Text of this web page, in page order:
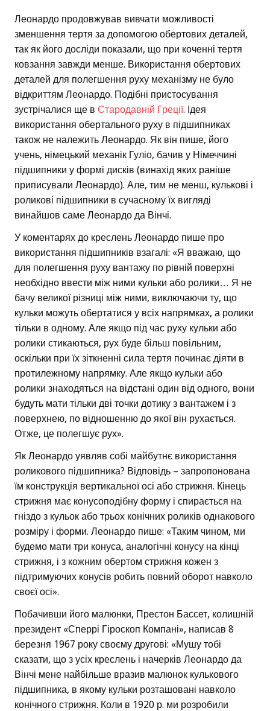
Леонардо продовжував вивчати можливості
зменшення тертя за допомогою обертових деталей,
так як його досліди показали, що при коченні тертя
ковзання завжди менше. Використання обертових
деталей для полегшення руху механізму не було
відкриттям Леонардо. Подібні пристосування
зустрічалися ще в Стародавній Греції. Ідея
використання обертального руху в підшипниках
також не належить Леонардо. Як він пише, його
учень, німецький механік Гуліо, бачив у Німеччині
підшипники у формі дисків (винахід яких раніше
приписували Леонардо). Але, тим не менш, кулькові і
роликові підшипники в сучасному їх вигляді
винайшов саме Леонардо да Вінчі.
У коментарях до креслень Леонардо пише про
використання підшипників взагалі: «Я вважаю, що
для полегшення руху вантажу по рівній поверхні
необхідно ввести між ними кульки або ролики… Я не
бачу великої різниці між ними, виключаючи ту, що
кульки можуть обертатися у всіх напрямках, а ролики
тільки в одному. Але якщо під час руху кульки або
ролики стикаються, рух буде більш повільним,
оскільки при їх зіткненні сила тертя починає діяти в
протилежному напрямку. Але якщо кульки або
ролики знаходяться на відстані один від одного, вони
будуть мати тільки дві точки дотику з вантажем і з
поверхнею, по відношенню до якої він рухається.
Отже, це полегшує рух».
Як Леонардо уявляв собі майбутнє використання
роликового підшипника? Відповідь – запропонована
їм конструкція вертикальної осі або стрижня. Кінець
стрижня має конусоподібну форму і спирається на
гніздо з кульок або трьох конічних роликів однакового
розміру і форми. Леонардо пише: «Таким чином, ми
будемо мати три конуса, аналогічні конусу на кінці
стрижня, і з кожним обертом стрижня кожен з
підтримуючих конусів робить повний оборот навколо
своєї осі».
Побачивши його малюнки, Престон Бассет, колишній
президент «Сперрі Гіроскоп Компані», написав 8
березня 1967 року своєму другові: «Мушу тобі
сказати, що з усіх креслень і начерків Леонардо да
Вінчі мене найбільше вразив малюнок кулькового
підшипника, в якому кульки розташовані навколо
конічного стрижня. Коли в 1920 р. ми розробили